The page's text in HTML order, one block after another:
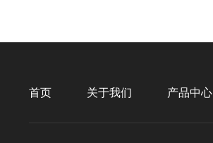
首页 关于我们 产品中心